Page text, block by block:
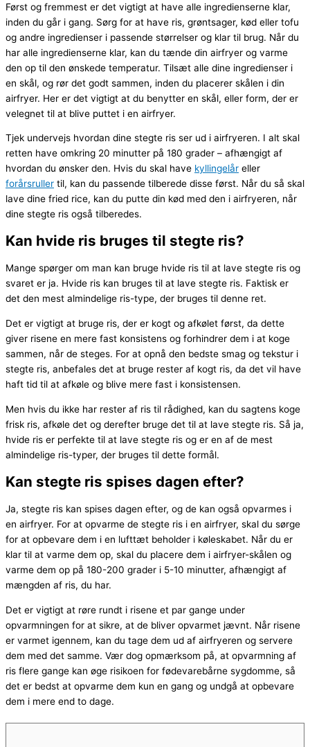
Først og fremmest er det vigtigt at have alle ingredienserne klar,
inden du går i gang. Sørg for at have ris, grøntsager, kød eller tofu
og andre ingredienser i passende størrelser og klar til brug. Når du
har alle ingredienserne klar, kan du tænde din airfryer og varme
den op til den ønskede temperatur. Tilsæt alle dine ingredienser i
en skål, og rør det godt sammen, inden du placerer skålen i din
airfryer. Her er det vigtigt at du benytter en skål, eller form, der er
velegnet til at blive puttet i en airfryer.
Tjek undervejs hvordan dine stegte ris ser ud i airfryeren. I alt skal
retten have omkring 20 minutter på 180 grader – afhængigt af
hvordan du ønsker den. Hvis du skal have kyllingelår eller
forårsruller til, kan du passende tilberede disse først. Når du så skal
lave dine fried rice, kan du putte din kød med den i airfryeren, når
dine stegte ris også tilberedes.
Kan hvide ris bruges til stegte ris?
Mange spørger om man kan bruge hvide ris til at lave stegte ris og
svaret er ja. Hvide ris kan bruges til at lave stegte ris. Faktisk er
det den mest almindelige ris-type, der bruges til denne ret.
Det er vigtigt at bruge ris, der er kogt og afkølet først, da dette
giver risene en mere fast konsistens og forhindrer dem i at koge
sammen, når de steges. For at opnå den bedste smag og tekstur i
stegte ris, anbefales det at bruge rester af kogt ris, da det vil have
haft tid til at afkøle og blive mere fast i konsistensen.
Men hvis du ikke har rester af ris til rådighed, kan du sagtens koge
frisk ris, afkøle det og derefter bruge det til at lave stegte ris. Så ja,
hvide ris er perfekte til at lave stegte ris og er en af de mest
almindelige ris-typer, der bruges til dette formål.
Kan stegte ris spises dagen efter?
Ja, stegte ris kan spises dagen efter, og de kan også opvarmes i
en airfryer. For at opvarme de stegte ris i en airfryer, skal du sørge
for at opbevare dem i en lufttæt beholder i køleskabet. Når du er
klar til at varme dem op, skal du placere dem i airfryer-skålen og
varme dem op på 180-200 grader i 5-10 minutter, afhængigt af
mængden af ris, du har.
Det er vigtigt at røre rundt i risene et par gange under
opvarmningen for at sikre, at de bliver opvarmet jævnt. Når risene
er varmet igennem, kan du tage dem ud af airfryeren og servere
dem med det samme. Vær dog opmærksom på, at opvarmning af
ris flere gange kan øge risikoen for fødevarebårne sygdomme, så
det er bedst at opvarme dem kun en gang og undgå at opbevare
dem i mere end to dage.